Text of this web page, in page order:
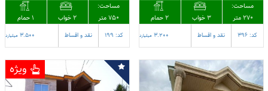
مساحت:
270 متر
3 خواب 2 حمام
3.200 میلیارد کد: 396 نقد و اقساط
مساحت:
750 متر
2 خواب 1 حمام
3.500 میلیارد کد: 199 نقد و اقساط
ویژه